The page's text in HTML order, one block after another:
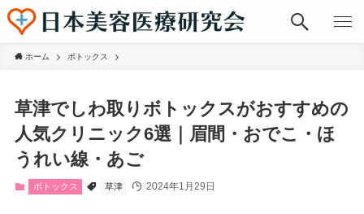
ホーム ボトックス
草津でしわ取りボトックスがおすすめの
人気クリニック6選｜眉間・おでこ・ほ
うれい線・あご
ボトックス 草津 2024年1月29日